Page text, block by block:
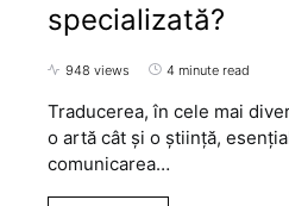
specializată?
948 views 4 minute read
Traducerea, în cele mai
o artă cât și o știință,
comunicarea…